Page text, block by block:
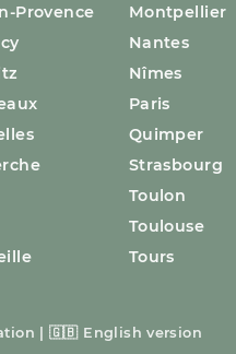
Provence
Montpellier
Nantes
Nîmes
Paris
Quimper
Strasbourg
Toulon
Toulouse
Tours
🇬🇧 English version